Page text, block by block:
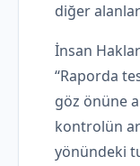
diğer
İnsan
“Raporda
göz önüne
kontrolün
yönündeki